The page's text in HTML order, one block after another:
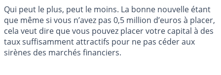
Qui peut le plus, peut le moins. La bonne nouvelle étant
que même si vous n’avez pas 0,5 million d’euros à placer,
cela veut dire que vous pouvez placer votre capital à des
taux suffisamment attractifs pour ne pas céder aux
sirènes des marchés financiers.